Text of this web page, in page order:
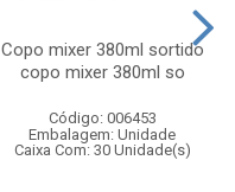
Copo mixer 380ml sortido
copo mixer 380ml so
Código: 006453
Embalagem: Unidade
Caixa Com: 30 Unidade(s)